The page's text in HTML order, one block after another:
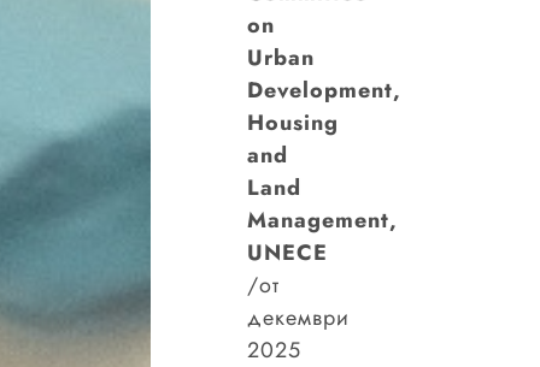
on
Urban
Development,
Housing
and
Land
Management,
UNECE
/от
декември
2025